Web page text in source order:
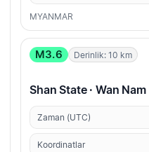
MYANMAR
M3.6 Derinlik: 10 km
Shan State · Wan
Zaman (UTC)
Koordinatlar